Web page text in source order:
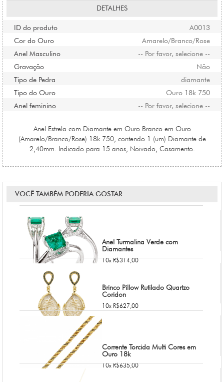
DETALHES
ID do produto A0013
Cor do Ouro Amarelo/Branco/Rose
Anel Masculino -- Por favor, selecione --
Gravação Não
Tipo de Pedra diamante
Tipo do Ouro Ouro 18k 750
Anel feminino -- Por favor, selecione --
Anel Estrela com Diamante em Ouro Branco em Ouro
(Amarelo/Branco/Rose) 18k 750, contendo 1 (um) Diamante de
2,40mm. Indicado para 15 anos, Noivado, Casamento.
VOCÊ TAMBÉM PODERIA GOSTAR
Anel Turmalina Verde com
Diamantes
10x R$314,00
Brinco Pillow Rutilado Quartzo
Coridon
10x R$627,00
Corrente Torcida Multi Cores em
Ouro 18k
10x R$635,00